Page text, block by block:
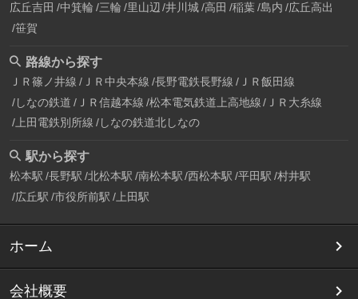
広丘吉田 中箕輪 三輪 里山辺 井川城 高田 稲葉 島内 広丘高出
笹賀
路線から探す
ＪＲ篠ノ井線 ＪＲ中央本線 長野電鉄長野線 ＪＲ飯田線
しなの鉄道 ＪＲ信越本線 松本電気鉄道上高地線
ＪＲ大糸線
上田電鉄別所線 しなの鉄道北しなの
駅から探す
松本駅 長野駅 北松本駅 南松本駅 西松本駅 平田駅 村井駅
広丘駅 市役所前駅 上田駅
ホーム
会社概要